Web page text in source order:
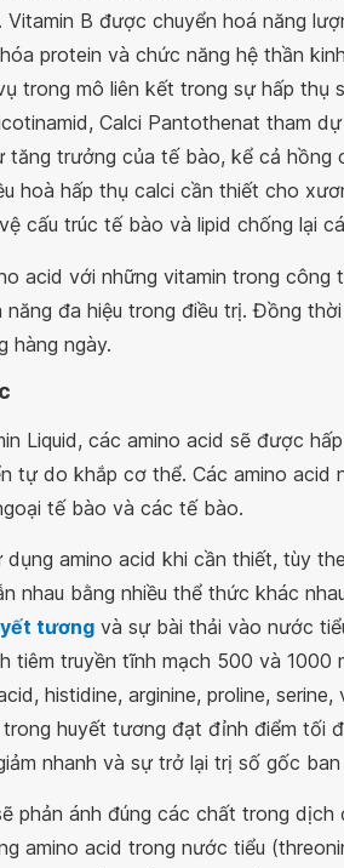
B được chuyển hoá năng
protein và chức năng hệ thần
trong mô liên kết trong sự hấp
Calci Pantothenat tham
tăng trưởng của tế bào, kể cả hồng
hoà hấp thụ calci cần thiết cho
cấu trúc tế bào và lipid chống lại
acid với những vitamin trong công
đa hiệu trong điều trị. Đồng
hàng ngày.
Liquid, các amino acid sẽ được
tự do khắp cơ thể. Các amino acid
tế bào và các tế bào.
amino acid khi cần thiết, tùy
nhau bằng nhiều thể thức khác
tương và sự bài thải vào nước
tiêm truyền tĩnh mạch 500 và 1000
histidine, arginine, proline,
huyết tương đạt đỉnh điểm tối
nhanh và sự trở lại trị số gốc
phản ánh đúng các chất trong
amino acid trong nước tiểu